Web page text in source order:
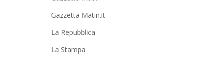
Gazzetta Matin.it
La Repubblica
La Stampa